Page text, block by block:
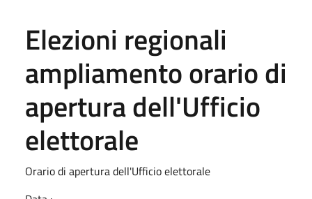
Elezioni regionali
ampliamento orario di
apertura dell'Ufficio
elettorale
Orario di apertura dell'Ufficio elettorale